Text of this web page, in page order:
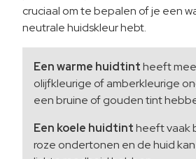
cruciaal om te bepalen of je een
neutrale huidskleur hebt.
Een warme huidtintheeft
olijfkleurige of amberkleurige
een bruine of gouden tint
Een koele huidtintheeft vaak
roze ondertonen en de huid